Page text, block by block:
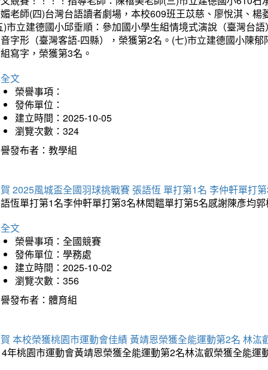
老師(四)台灣台語讀者劇場，本校609班王苡慈、廖悅淇、
)市立建德國小邱垂順：參加國小學生組情境式演說（臺灣台
字形（臺灣客語-四縣），榮獲第2名。(七)市立建德國小陳
寫字，榮獲第3名。
文
榮譽事項：
發佈單位：
建立時間：2025-10-05
瀏覽次數：324
發布者：教學組
2025風城盃全國羽球挑戰賽 張語恆 單打第1名 李仲軒單打
恆單打第1名李仲軒單打第3名林閎韞單打第5名感謝陳彥均
文
榮譽事項：全國競賽
發佈單位：學務處
建立時間：2025-10-02
瀏覽次數：356
發布者：體育組
本校榮獲桃園市運動會佳績 黃靖恩榮獲全能運動第2名 林汯
年桃園市運動會黃靖恩榮獲全能運動第2名林汯叡榮獲全能運